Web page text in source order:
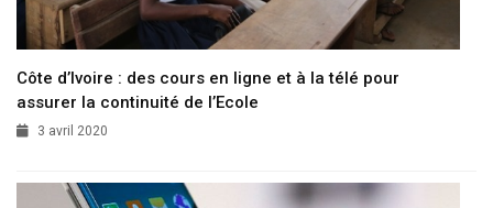
Côte d’Ivoire : des cours en ligne et à la télé pour
assurer la continuité de l’Ecole
3 avril 2020